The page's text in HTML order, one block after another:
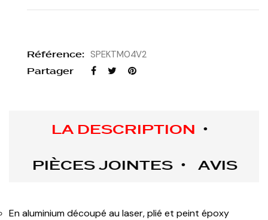
Référence: SPEKTM04V2
Partager
LA DESCRIPTION
PIÈCES JOINTES
AVIS
En aluminium découpé au laser, plié et peint époxy